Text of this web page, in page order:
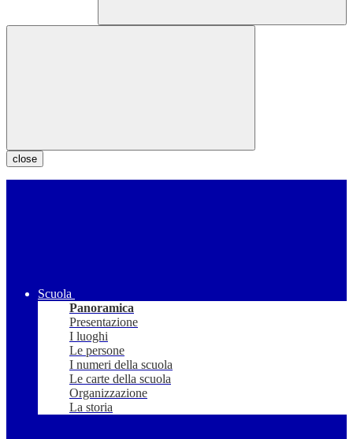
close
Scuola
Panoramica
Presentazione
I luoghi
Le persone
I numeri della scuola
Le carte della scuola
Organizzazione
La storia